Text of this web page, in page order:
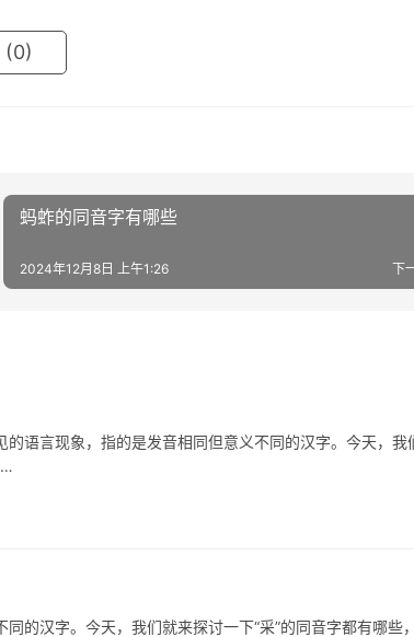
(0)
蚂蚱的同音字有哪些
下
2024年12月8日 上午1:26
言现象，指的是发音相同但意义不同的汉字。今天，我
…
汉字。今天，我们就来探讨一下“采”的同音字都有哪些